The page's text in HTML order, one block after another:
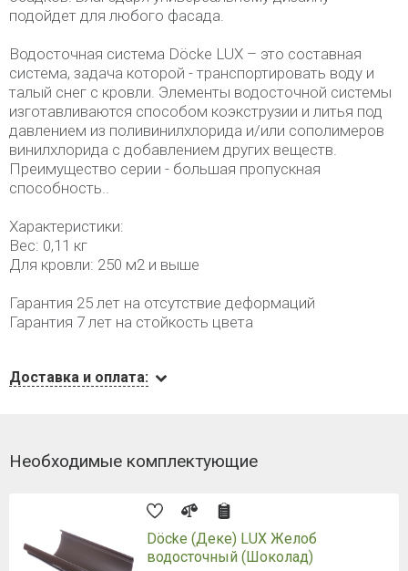
подойдет для любого фасада.
Водосточная система Döcke LUX – это составная
система, задача которой - транспортировать воду и
талый снег с кровли. Элементы водосточной системы
изготавливаются способом коэкструзии и литья под
давлением из поливинилхлорида и/или сополимеров
винилхлорида с добавлением других веществ.
Преимущество серии - большая пропускная
способность..
Характеристики:
Вес: 0,11 кг
Для кровли: 250 м2 и выше
Гарантия 25 лет на отсутствие деформаций
Гарантия 7 лет на стойкость цвета
Доставка и оплата:
Необходимые комплектующие
Döcke (Деке) LUX Желоб
водосточный (Шоколад)